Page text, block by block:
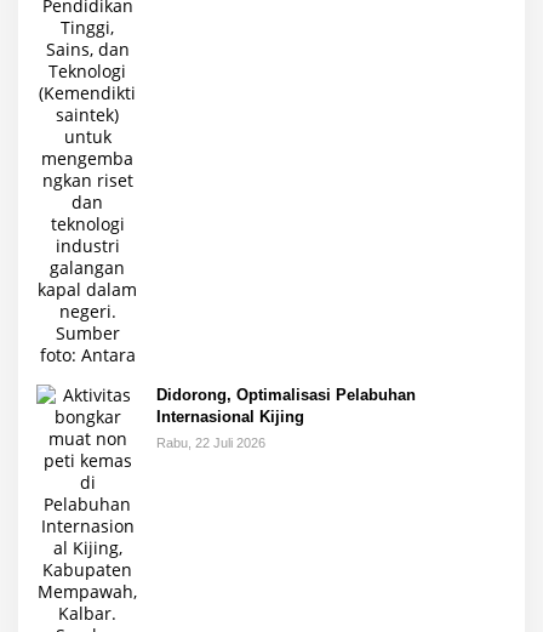
Didorong, Optimalisasi Pelabuhan
Internasional Kijing
Rabu, 22 Juli 2026